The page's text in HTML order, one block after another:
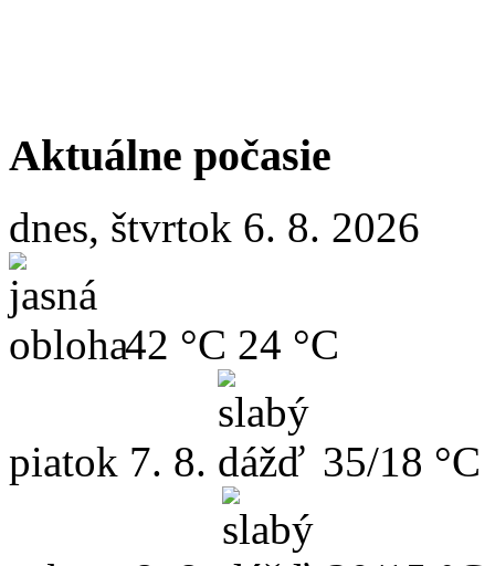
Aktuálne počasie
dnes, štvrtok 6. 8. 2026
42 °C 24 °C
piatok 7. 8. 35/18 °C